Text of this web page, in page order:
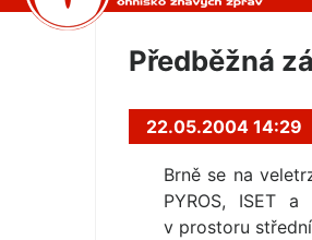
Předběžná
22.05.2004 14:29
Brně se na
PYROS, ISET a
v prostoru